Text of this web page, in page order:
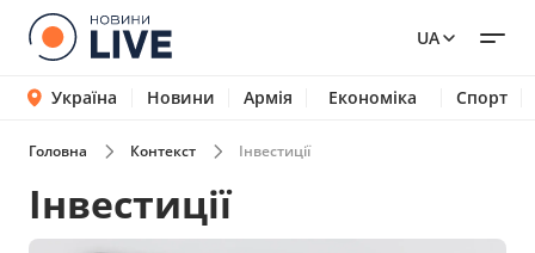
UA
Україна Новини Армія Економіка Спорт
Головна Контекст Інвестиції
Інвестиції